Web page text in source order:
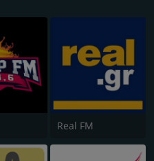
Real FM